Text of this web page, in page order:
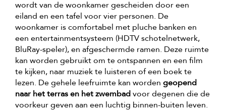
wordt van de woonkamer gescheiden door een
eiland en een tafel voor vier personen. De
woonkamer is comfortabel met pluche banken en
een entertainmentsysteem (HDTV schotelnetwerk,
BluRay-speler), en afgeschermde ramen. Deze ruimte
kan worden gebruikt om te ontspannen en een film
te kijken, naar muziek te luisteren of een boek te
lezen. De gehele leefruimte kan worden geopend
naar het terras en het zwembadvoor degenen die de
voorkeur geven aan een luchtig binnen-buiten leven.